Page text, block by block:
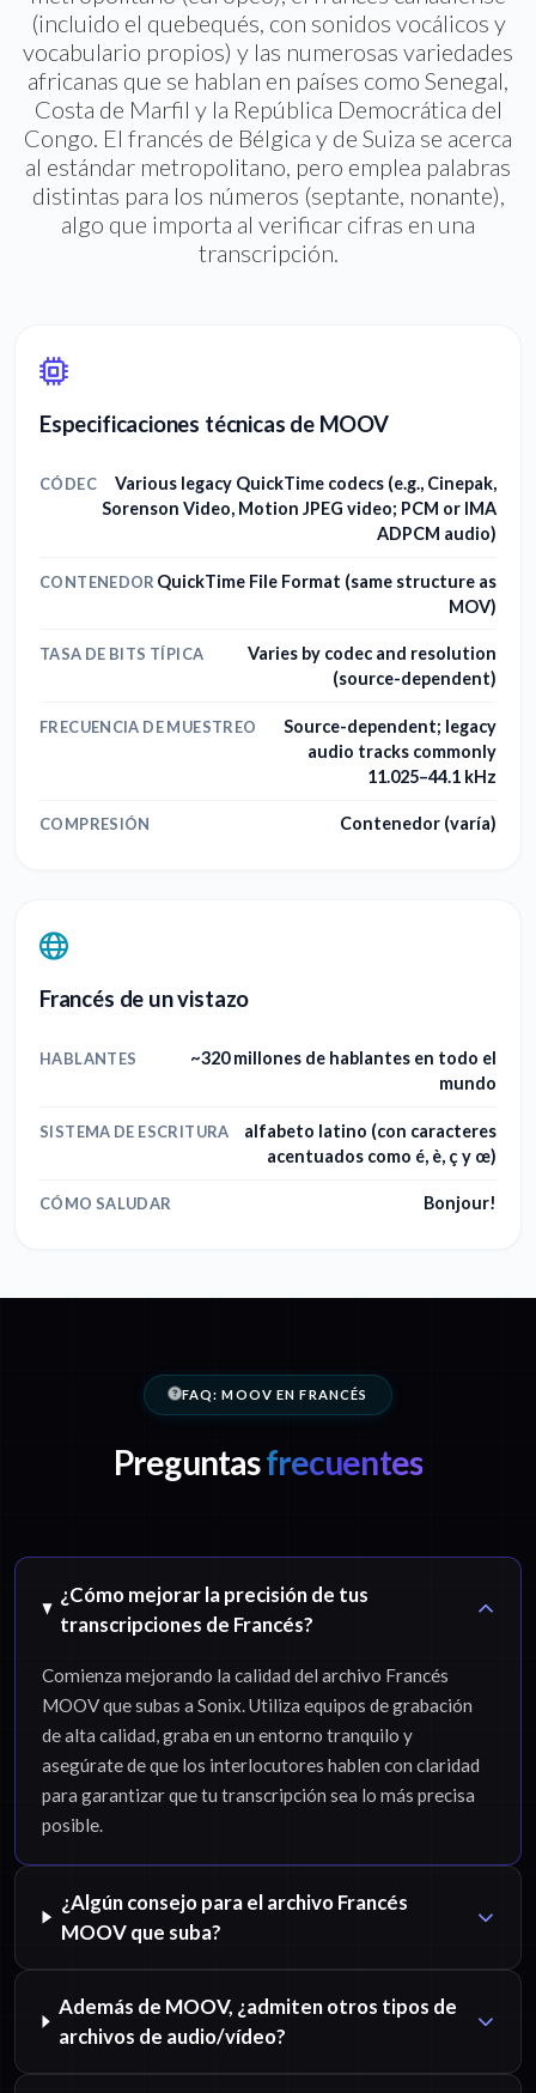
(incluido el quebequés, con sonidos vocálicos y
vocabulario propios) y las numerosas variedades
africanas que se hablan en países como Senegal,
Costa de Marfil y la República Democrática del
Congo. El francés de Bélgica y de Suiza se acerca
al estándar metropolitano, pero emplea palabras
distintas para los números (septante, nonante),
algo que importa al verificar cifras en una
transcripción.
Especificaciones técnicas de MOOV
CÓDEC
Various legacy QuickTime codecs (e.g., Cinepak,
Sorenson Video, Motion JPEG video; PCM or IMA
ADPCM audio)
CONTENEDOR QuickTime File Format (same structure as
MOV)
TASA DE BITS TÍPICA
Varies by codec and resolution
(source-dependent)
FRECUENCIA DE MUESTREO
Source-dependent; legacy
audio tracks commonly
11.025–44.1 kHz
COMPRESIÓN Contenedor (varía)
Francés de un vistazo
HABLANTES
~320 millones de hablantes en todo el
mundo
SISTEMA DE ESCRITURA
alfabeto latino (con caracteres
acentuados como é, è, ç y œ)
CÓMO SALUDAR Bonjour!
FAQ: MOOV EN FRANCÉS
Preguntasfrecuentes
¿Cómo mejorar la precisión de tus
transcripciones de Francés?
Comienza mejorando la calidad del archivo Francés
MOOV que subas a Sonix. Utiliza equipos de grabación
de alta calidad, graba en un entorno tranquilo y
asegúrate de que los interlocutores hablen con claridad
para garantizar que tu transcripción sea lo más precisa
posible.
¿Algún consejo para el archivo Francés
MOOV que suba?
Además de MOOV, ¿admiten otros tipos de
archivos de audio/vídeo?